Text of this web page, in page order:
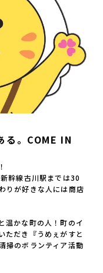
る。COME IN
幹線古川駅までは30
りが好きな人には商店
温かな町の人！町のイ
ただき『うめぇがすと
掃のボランティア活動